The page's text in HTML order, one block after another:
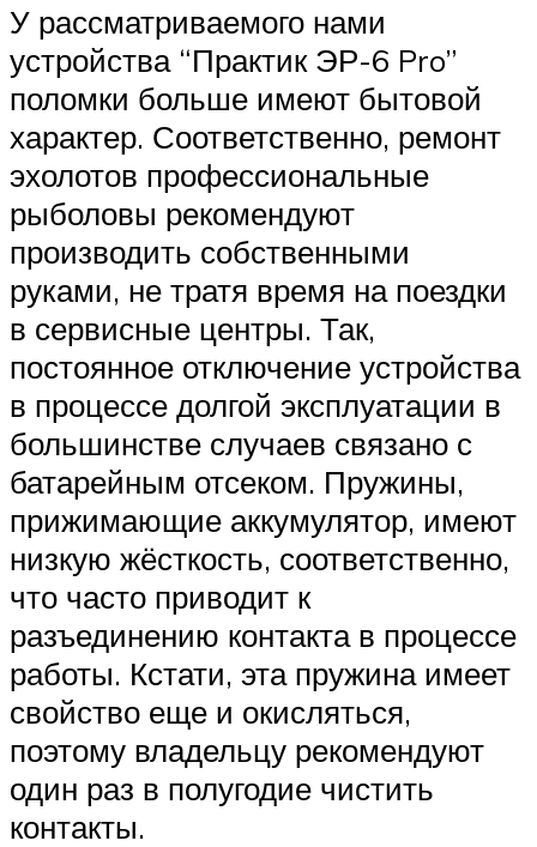
У рассматриваемого нами
устройства “Практик ЭР-6 Pro”
поломки больше имеют бытовой
характер. Соответственно, ремонт
эхолотов профессиональные
рыболовы рекомендуют
производить собственными
руками, не тратя время на поездки
в сервисные центры. Так,
постоянное отключение устройства
в процессе долгой эксплуатации в
большинстве случаев связано с
батарейным отсеком. Пружины,
прижимающие аккумулятор, имеют
низкую жёсткость, соответственно,
что часто приводит к
разъединению контакта в процессе
работы. Кстати, эта пружина имеет
свойство еще и окисляться,
поэтому владельцу рекомендуют
один раз в полугодие чистить
контакты.